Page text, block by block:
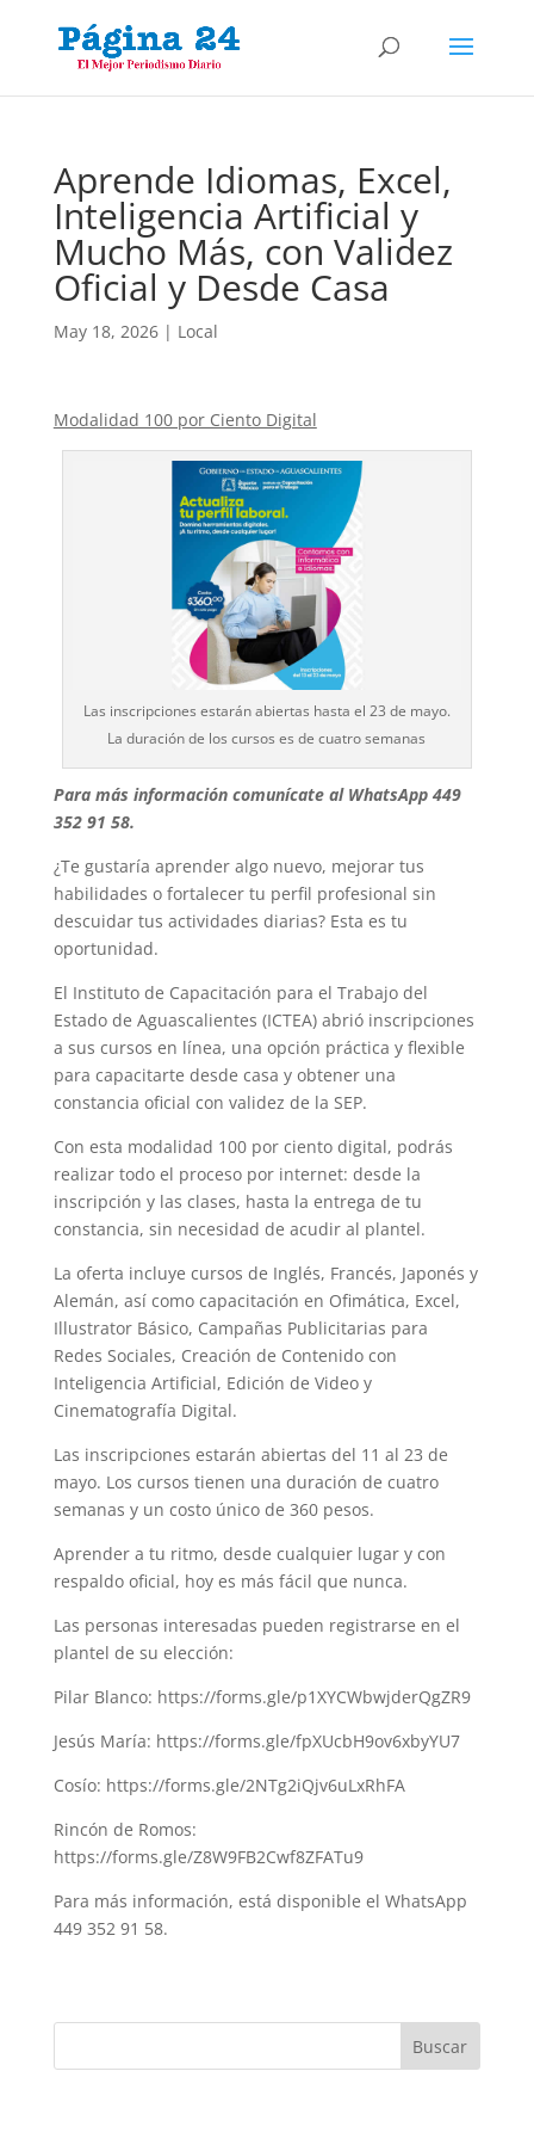
Aprende Idiomas, Excel,
Inteligencia Artificial y
Mucho Más, con Validez
Oficial y Desde Casa
May 18, 2026| Local
Modalidad 100 por Ciento Digital
Las inscripciones estarán abiertas hasta el 23 de mayo.
La duración de los cursos es de cuatro semanas
Para más información comunícate al WhatsApp 449
352 91 58.
¿Te gustaría aprender algo nuevo, mejorar tus
habilidades o fortalecer tu perfil profesional sin
descuidar tus actividades diarias? Esta es tu
oportunidad.
El Instituto de Capacitación para el Trabajo del
Estado de Aguascalientes (ICTEA) abrió inscripciones
a sus cursos en línea, una opción práctica y flexible
para capacitarte desde casa y obtener una
constancia oficial con validez de la SEP.
Con esta modalidad 100 por ciento digital, podrás
realizar todo el proceso por internet: desde la
inscripción y las clases, hasta la entrega de tu
constancia, sin necesidad de acudir al plantel.
La oferta incluye cursos de Inglés, Francés, Japonés y
Alemán, así como capacitación en Ofimática, Excel,
Illustrator Básico, Campañas Publicitarias para
Redes Sociales, Creación de Contenido con
Inteligencia Artificial, Edición de Video y
Cinematografía Digital.
Las inscripciones estarán abiertas del 11 al 23 de
mayo. Los cursos tienen una duración de cuatro
semanas y un costo único de 360 pesos.
Aprender a tu ritmo, desde cualquier lugar y con
respaldo oficial, hoy es más fácil que nunca.
Las personas interesadas pueden registrarse en el
plantel de su elección:
Pilar Blanco: https://forms.gle/p1XYCWbwjderQgZR9
Jesús María: https://forms.gle/fpXUcbH9ov6xbyYU7
Cosío: https://forms.gle/2NTg2iQjv6uLxRhFA
Rincón de Romos:
https://forms.gle/Z8W9FB2Cwf8ZFATu9
Para más información, está disponible el WhatsApp
449 352 91 58.
Buscar